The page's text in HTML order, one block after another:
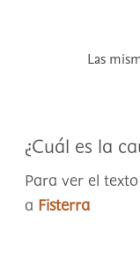
Las
¿Cuál es la
Para ver el
a Fisterra